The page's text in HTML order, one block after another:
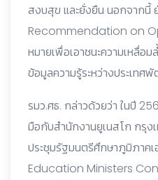
สงบสุข และยั่งยืน นอกจากนี้
Recommendation on
หมายเพื่อเอาชนะความเหลื่อม
ข้อมูลความรู้ระหว่างประเท
รมว.ศธ. กล่าวด้วยว่า ในปี
มือกับสำนักงานยูเนสโก กรุง
ประชุมรัฐมนตรีศึกษาภูมิภา
Education Ministers